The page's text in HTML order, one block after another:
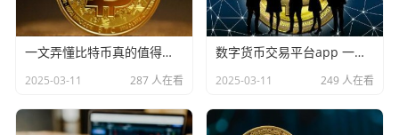
一文弄懂比特币真的值得长期持有和投资吗
2025-03-11 287 人在看
数字货币交易平台app 一文看懂！
2025-03-11 249 人在看